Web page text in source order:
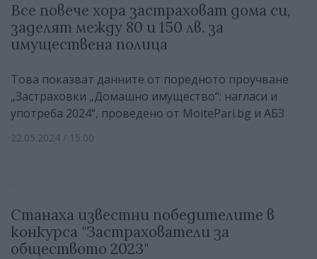
Все повече хора застраховат дома си,
заделят между 80 и 150 лв. за
имуществена полица
Това показват данните от поредното проучване
„Застраховки „Домашно имущество“: нагласи и
употреба 2024“, проведено от MoitePari.bg и АБЗ
22.05.2024 / 15:00
Станаха известни победителите в
конкурса "Застрахователи за
обществото 2023"